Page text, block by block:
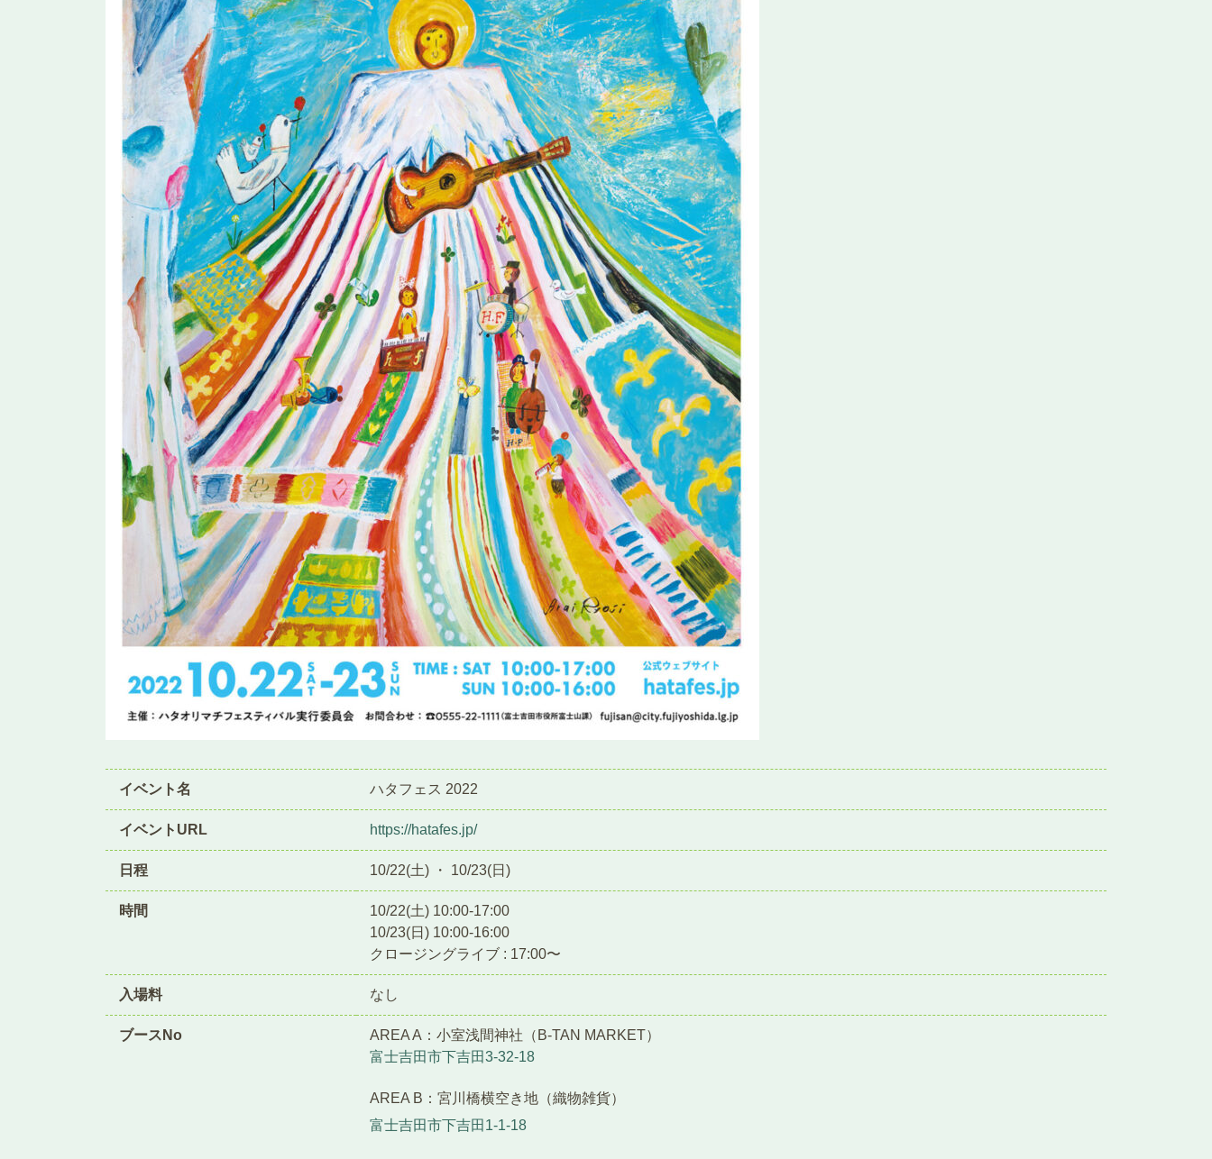
イベント名 ハタフェス 2022
イベントURL https://hatafes.jp/
日程 10/22(土) ・ 10/23(日)
時間
10/22(土) 10:00-17:00
10/23(日) 10:00-16:00
クロージングライブ : 17:00〜
入場料 なし
ブースNo
AREA A：小室浅間神社（B-TAN MARKET）
富士吉田市下吉田3-32-18
AREA B：宮川橋横空き地（織物雑貨）
富士吉田市下吉田1-1-18